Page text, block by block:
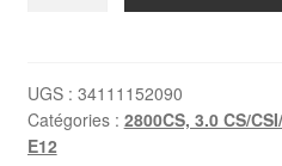
disques
avant
BMW
UGS : 34111152090
Catégories : 2800CS, 3.0 CS/
E12